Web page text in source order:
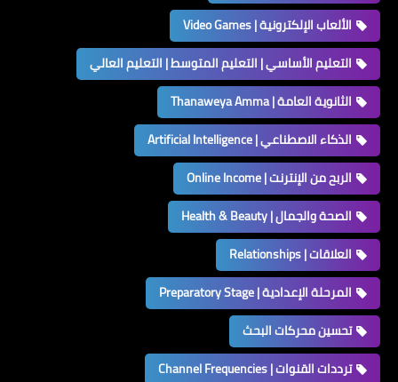
الألعاب الإلكترونية | Video Games
التعليم الأساسي | التعليم المتوسط | التعليم العالي
الثانوية العامة | Thanaweya Amma
الذكاء الاصطناعي | Artificial Intelligence
الربح من الإنترنت | Online Income
الصحة والجمال | Health & Beauty
العلاقات | Relationships
المرحلة الإعدادية | Preparatory Stage
تحسين محركات البحث
ترددات القنوات | Channel Frequencies